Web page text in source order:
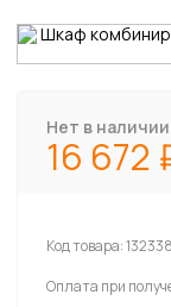
Нет в
16 672
Код товара:
Оплата при